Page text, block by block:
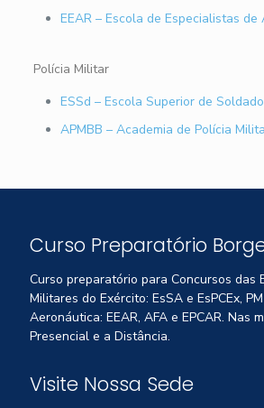
EEAR – Escola de Especialistas de
Polícia Militar
ESSd – Escola Superior de
APMBB – Academia de Polícia
Curso Preparatório
Curso preparatório para Concursos das
Militares do Exército: EsSA e EsPCEx,
Aeronáutica: EEAR, AFA e EPCAR. Nas
Presencial e a Distância.
Visite Nossa Sede